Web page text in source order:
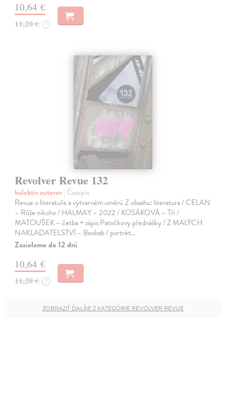
10,64 €
11,20 € ?
Revolver Revue 132
kolektív autorov| Časopis
Revue o literatuře a výtvarném umění. Z obsahu: literatura / CELAN
– Růže nikoho / HALMAY – 2022 / KOSÁKOVÁ – Tři /
MATOUŠEK – četba + zápis Patočkovy přednášky / Z MALÝCH
NAKLADATELSTVÍ – Baobab / portrét…
Zasielame do 12 dní
10,64 €
11,20 € ?
ZOBRAZIŤ ĎALŠIE Z KATEGÓRIE REVOLVER REVUE